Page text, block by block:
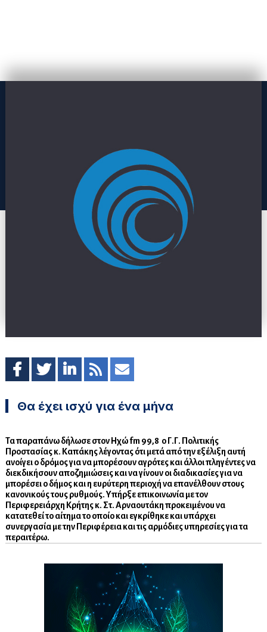
Θα έχει ισχύ για ένα μήνα
Τα παραπάνω δήλωσε στον Ηχώ fm 99,8 ο Γ.Γ. Πολιτικής
Προστασίας κ. Καπάκης λέγοντας ότι μετά από την εξέλιξη αυτή
ανοίγει ο δρόμος για να μπορέσουν αγρότες και άλλοι πληγέντες να
διεκδικήσουν αποζημιώσεις και να γίνουν οι διαδικασίες για να
μπορέσει ο δήμος και η ευρύτερη περιοχή να επανέλθουν στους
κανονικούς τους ρυθμούς. Υπήρξε επικοινωνία με τον
Περιφερειάρχη Κρήτης κ. Στ. Αρναουτάκη προκειμένου να
κατατεθεί το αίτημα το οποίο και εγκρίθηκε και υπάρχει
συνεργασία με την Περιφέρεια και τις αρμόδιες υπηρεσίες για τα
περαιτέρω.